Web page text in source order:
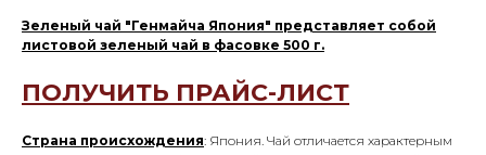
Зеленый чай "Генмайча Япония" представляет собой
листовой зеленый чай в фасовке 500 г.
ПОЛУЧИТЬ ПРАЙС-ЛИСТ
Страна происхождения: Япония. Чай отличается характерным